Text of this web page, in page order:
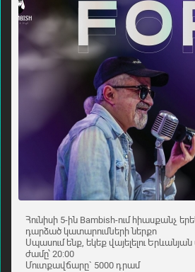
Հունիսի 5-ին Bambish-ում հիասքանչ
դարձած կատարումների ներքո
Սպասում ենք, եկեք վայելելու
ժամը՝ 20:00
Մուտքավճարը` 5000 դրամ